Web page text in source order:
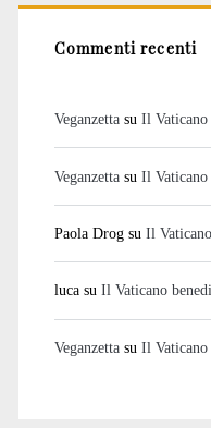
Commenti recenti
Veganzettasu Il Vaticano
Veganzettasu Il Vaticano
Paola Drogsu Il
lucasu Il Vaticano
Veganzettasu Il Vaticano